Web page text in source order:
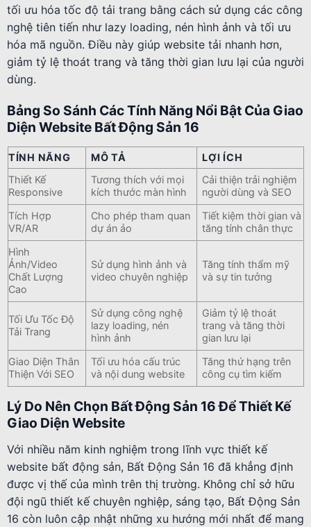
tối ưu hóa tốc độ tải trang bằng cách sử dụng các công
nghệ tiên tiến như lazy loading, nén hình ảnh và tối ưu
hóa mã nguồn. Điều này giúp website tải nhanh hơn,
giảm tỷ lệ thoát trang và tăng thời gian lưu lại của người
dùng.
Bảng So Sánh Các Tính Năng Nổi Bật Của Giao
Diện Website Bất Động Sản 16
TÍNH NĂNG MÔ TẢ
LỢI ÍCH
Thiết Kế
Responsive
Tương thích với mọi
kích thước màn hình
Cải thiện trải nghiệm
người dùng và SEO
Tích Hợp
VR/AR
Cho phép tham quan
dự án ảo
Tiết kiệm thời gian và
tăng tính chân thực
Hình
Ảnh/Video
Chất Lượng
Cao
Sử dụng hình ảnh và
video chuyên nghiệp
Tăng tính thẩm mỹ
và sự tin tưởng
Tối Ưu Tốc Độ
Tải Trang
Sử dụng công nghệ
lazy loading, nén
hình ảnh
Giảm tỷ lệ thoát
trang và tăng thời
gian lưu lại
Giao Diện Thân
Thiện Với SEO
Tối ưu hóa cấu trúc
và nội dung website
Tăng thứ hạng trên
công cụ tìm kiếm
Lý Do Nên Chọn Bất Động Sản 16 Để Thiết Kế
Giao Diện Website
Với nhiều năm kinh nghiệm trong lĩnh vực thiết kế
website bất động sản, Bất Động Sản 16 đã khẳng định
được vị thế của mình trên thị trường. Không chỉ sở hữu
đội ngũ thiết kế chuyên nghiệp, sáng tạo, Bất Động Sản
16 còn luôn cập nhật những xu hướng mới nhất để mang